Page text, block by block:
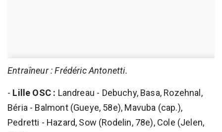
Entraîneur : Frédéric Antonetti.
- Lille OSC : Landreau - Debuchy, Basa, Rozehnal,
Béria - Balmont (Gueye, 58e), Mavuba (cap.),
Pedretti - Hazard, Sow (Rodelin, 78e), Cole (Jelen,